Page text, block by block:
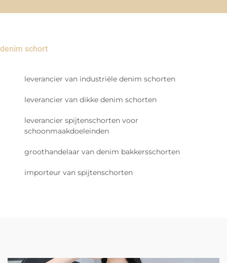
denim schort
leverancier van industriële denim schorten
leverancier van dikke denim schorten
leverancier spijtenschorten voor
schoonmaakdoeleinden
groothandelaar van denim bakkersschorten
importeur van spijtenschorten